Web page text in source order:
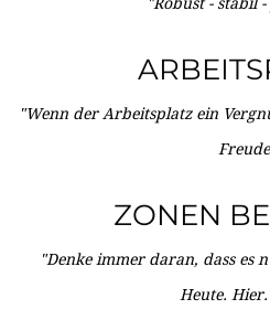
"Wenn der Arbeitsplatz ein
ZONEN
"Denke immer daran, dass es
Heute.